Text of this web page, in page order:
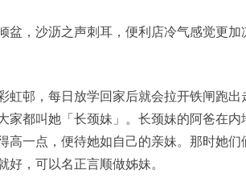
盆，沙沥之声刺耳，便利店冷气感觉更加
虹邨，每日放学回家后就会拉开铁闸跑出
家都叫她「长颈妹」。长颈妹的阿爸在内
高一点，便待她如自己的亲妹。那时她们
，可以名正言顺做姊妹。